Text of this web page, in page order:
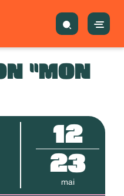
"MON
12
23
mai